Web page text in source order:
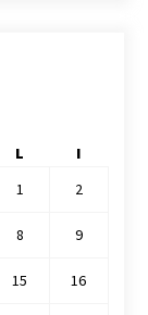
L
I
1
2
8 9
15 16